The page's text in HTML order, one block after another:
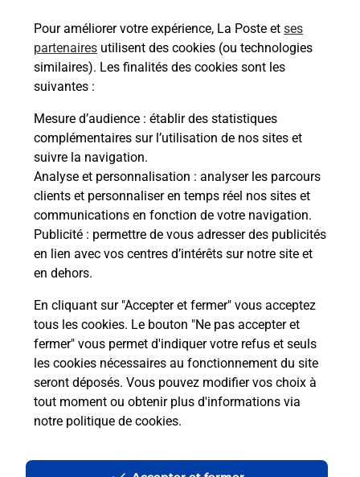
Pour améliorer votre expérience, La Poste et ses
partenaires utilisent des cookies (ou technologies
similaires). Les finalités des cookies sont les
suivantes :
Mesure d’audience : établir des statistiques
complémentaires sur l’utilisation de nos sites et
suivre la navigation.
Analyse et personnalisation : analyser les parcours
clients et personnaliser en temps réel nos sites et
communications en fonction de votre navigation.
Publicité : permettre de vous adresser des publicités
en lien avec vos centres d’intérêts sur notre site et
en dehors.
En cliquant sur "Accepter et fermer" vous acceptez
tous les cookies. Le bouton "Ne pas accepter et
fermer" vous permet d'indiquer votre refus et seuls
les cookies nécessaires au fonctionnement du site
seront déposés. Vous pouvez modifier vos choix à
tout moment ou obtenir plus d'informations via
notre politique de cookies.
1 Place Saint Pou
Pougne Herisson
Itinéraire
Boîte aux Lettres La Poste
Collecte du courrier aujourd'hui à 09h00
1 Place De La Benaiserie
79130
Pougne Herisson
Itinéraire
Le lien s'ouvre dans un nouvel onglet
Localiser Liste Boîtes aux lettres
Deux-Sèvres
Pougne Herisson